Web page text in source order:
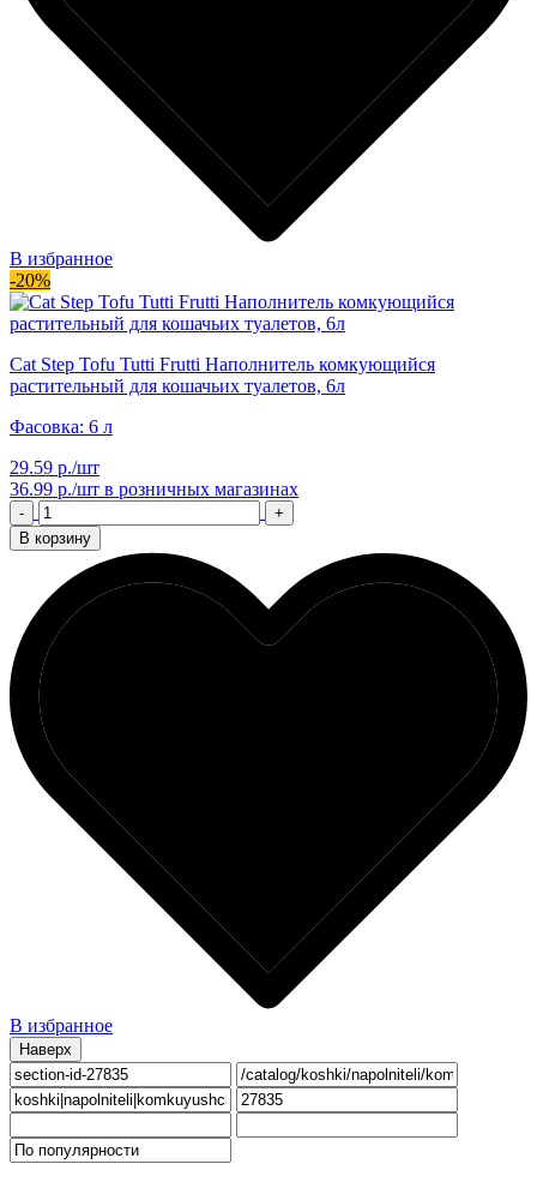
В избранное
-20%
Cat Step Tofu Tutti Frutti Наполнитель комкующийся
растительный для кошачьих туалетов, 6л
Фасовка: 6 л
29.59 р./шт
36.99 р./шт в розничных магазинах
-
+
В корзину
В избранное
Наверх